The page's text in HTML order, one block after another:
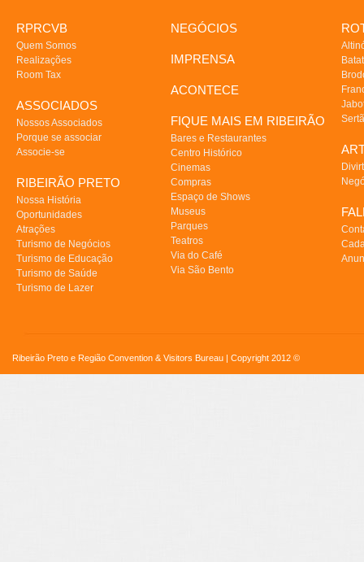
RPRCVB
Quem Somos
Realizações
Room Tax
ASSOCIADOS
Nossos Associados
Porque se associar
Associe-se
RIBEIRÃO PRETO
Nossa História
Oportunidades
Atrações
Turismo de Negócios
Turismo de Educação
Turismo de Saúde
Turismo de Lazer
NEGÓCIOS
IMPRENSA
ACONTECE
FIQUE MAIS EM RIBEIRÃO
Bares e Restaurantes
Centro Histórico
Cinemas
Compras
Espaço de Shows
Museus
Parques
Teatros
Via do Café
Via São Bento
Ribeirão Preto e Região Convention & Visitors Bureau | Copyright 2012 ©